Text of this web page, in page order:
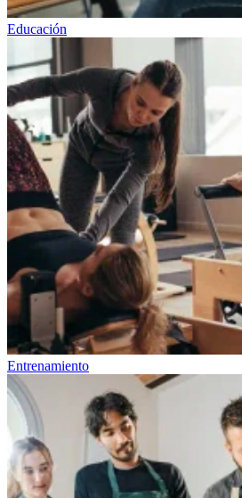
Educación
Entrenamiento